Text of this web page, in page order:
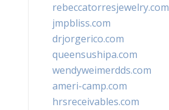
rebeccatorresjewelry.com
jmpbliss.com
drjorgerico.com
queensushipa.com
wendyweimerdds.com
ameri-camp.com
hrsreceivables.com